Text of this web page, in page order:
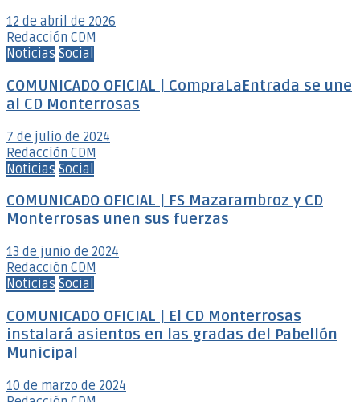
12 de abril de 2026
Redacción CDM
Noticias Social
COMUNICADO OFICIAL | CompraLaEntrada se une
al CD Monterrosas
7 de julio de 2024
Redacción CDM
Noticias Social
COMUNICADO OFICIAL | FS Mazarambroz y CD
Monterrosas unen sus fuerzas
13 de junio de 2024
Redacción CDM
Noticias Social
COMUNICADO OFICIAL | El CD Monterrosas
instalará asientos en las gradas del Pabellón
Municipal
10 de marzo de 2024